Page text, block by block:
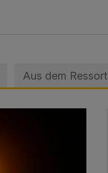
Aus dem Ressort